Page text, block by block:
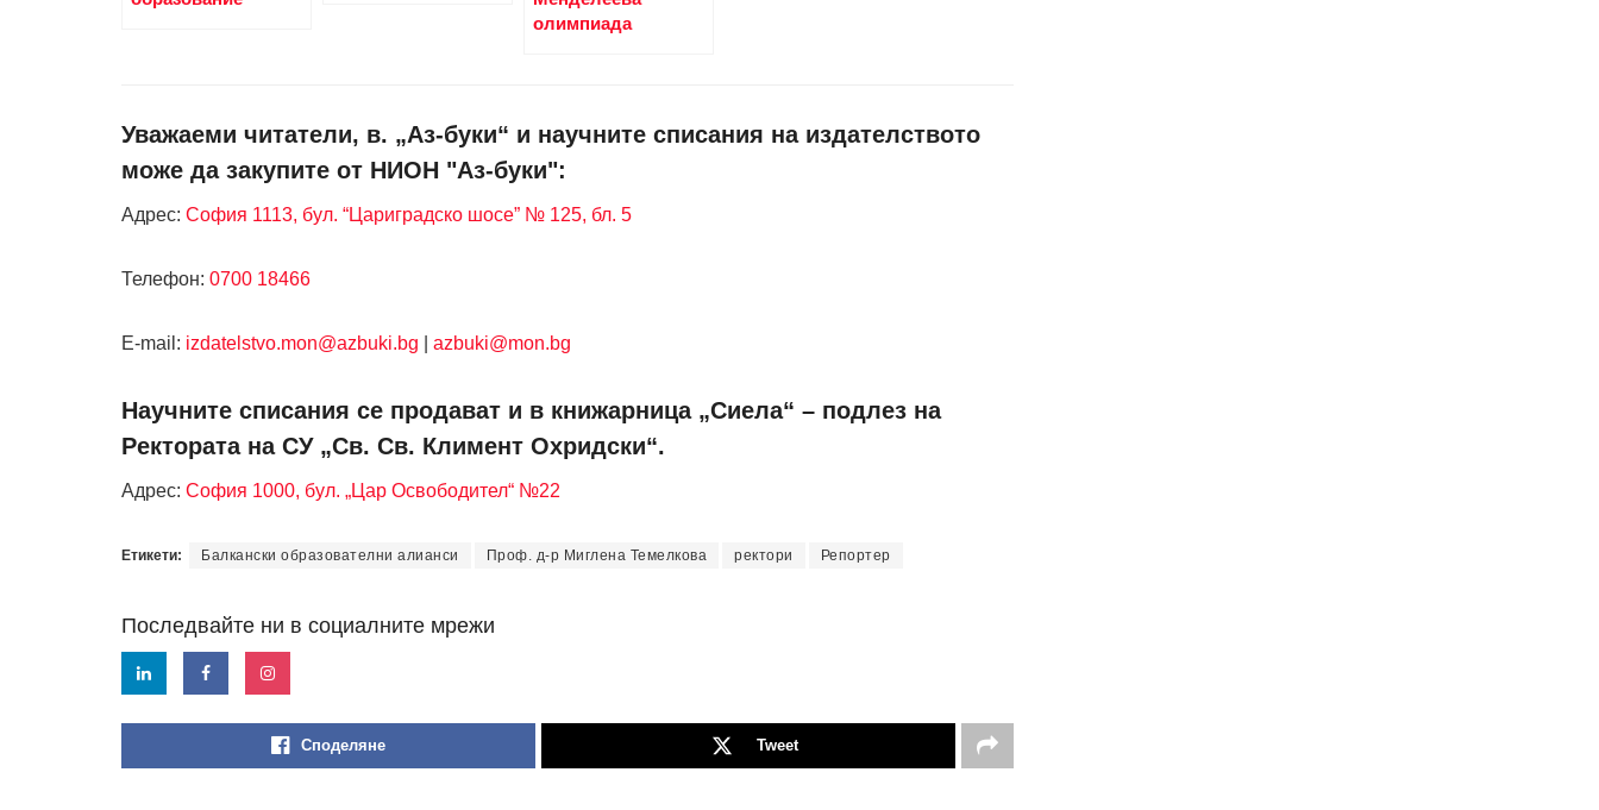
олимпиада
Уважаеми читатели, в. „Аз-буки“ и научните списания на издателството
може да закупите от НИОН "Аз-буки":
Адрес: София 1113, бул. “Цариградско шосе” № 125, бл. 5
Телефон: 0700 18466
Е-mail: izdatelstvo.mon@azbuki.bg azbuki@mon.bg
Научните списания се продават и в книжарница „Сиела“ – подлез на
Ректората на СУ „Св. Св. Климент Охридски“.
Адрес: София 1000, бул. „Цар Освободител“ №22
Етикети: Балкански образователни алианси Проф. д-р Миглена Темелкова ректори Репортер
Последвайте ни в социалните мрежи
Споделяне Tweet